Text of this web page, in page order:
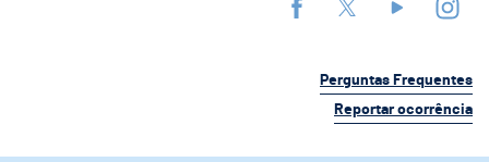
Perguntas Frequentes
Reportar ocorrência